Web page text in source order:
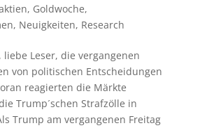
, Goldwoche,
, Neuigkeiten, Research
liebe Leser, die vergangenen
von politischen Entscheidungen
reagierten die Märkte
Trump´schen Strafzölle in
Trump am vergangenen Freitag